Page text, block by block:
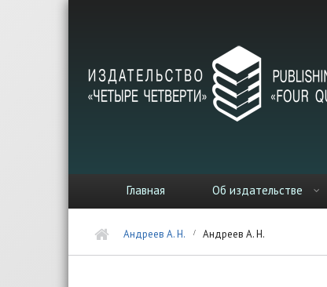
Главная Об издательстве
Андреев А. Н. Андреев А. Н.